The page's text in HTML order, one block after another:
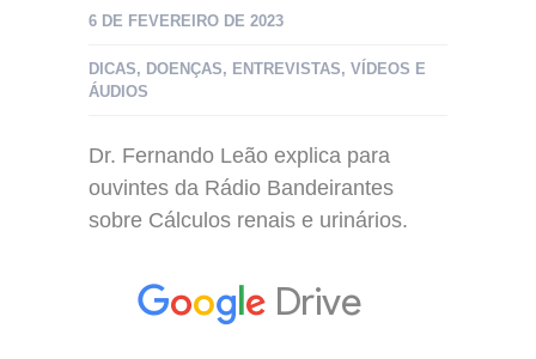
6 DE FEVEREIRO DE 2023
DICAS, DOENÇAS, ENTREVISTAS, VÍDEOS E
ÁUDIOS
Dr. Fernando Leão explica para
ouvintes da Rádio Bandeirantes
sobre Cálculos renais e urinários.